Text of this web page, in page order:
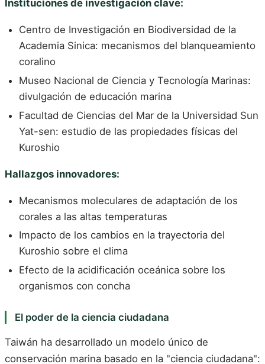
Instituciones de investigación clave:
Centro de Investigación en Biodiversidad de la
Academia Sinica: mecanismos del blanqueamiento
coralino
Museo Nacional de Ciencia y Tecnología Marinas:
divulgación de educación marina
Facultad de Ciencias del Mar de la Universidad Sun
Yat-sen: estudio de las propiedades físicas del
Kuroshio
Hallazgos innovadores:
Mecanismos moleculares de adaptación de los
corales a las altas temperaturas
Impacto de los cambios en la trayectoria del
Kuroshio sobre el clima
Efecto de la acidificación oceánica sobre los
organismos con concha
El poder de la ciencia ciudadana
Taiwán ha desarrollado un modelo único de
conservación marina basado en la "ciencia ciudadana":